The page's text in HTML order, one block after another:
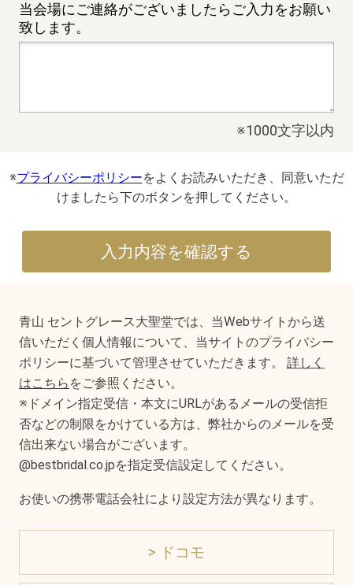
当会場にご連絡がございましたらご入力をお願い
致します。
※1000文字以内
※プライバシーポリシーをよくお読みいただき、同意いただ
けましたら下のボタンを押してください。
青山 セントグレース大聖堂では、当Webサイトから送
信いただく個人情報について、当サイトのプライバシー
ポリシーに基づいて管理させていただきます。 詳しく
はこちら をご参照ください。
※ドメイン指定受信・本文にURLがあるメールの受信拒
否などの制限をかけている方は、弊社からのメールを受
信出来ない場合がございます。
@bestbridal.co.jpを指定受信設定してください。
お使いの携帯電話会社により設定方法が異なります。
> ドコモ